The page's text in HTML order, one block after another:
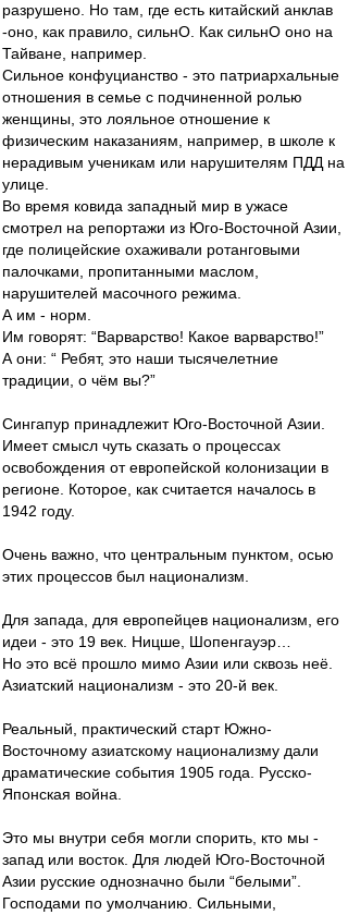
разрушено. Но там, где есть китайский анклав
-оно, как правило, сильнО. Как сильнО оно на
Тайване, например.
Сильное конфуцианство - это патриархальные
отношения в семье с подчиненной ролью
женщины, это лояльное отношение к
физическим наказаниям, например, в школе к
нерадивым ученикам или нарушителям ПДД на
улице.
Во время ковида западный мир в ужасе
смотрел на репортажи из Юго-Восточной Азии,
где полицейские охаживали ротанговыми
палочками, пропитанными маслом,
нарушителей масочного режима.
А им - норм.
Им говорят: “Варварство! Какое варварство!”
А они: “ Ребят, это наши тысячелетние
традиции, о чём вы?”
Сингапур принадлежит Юго-Восточной Азии.
Имеет смысл чуть сказать о процессах
освобождения от европейской колонизации в
регионе. Которое, как считается началось в
1942 году.
Очень важно, что центральным пунктом, осью
этих процессов был национализм.
Для запада, для европейцев национализм, его
идеи - это 19 век. Ницше, Шопенгауэр…
Но это всё прошло мимо Азии или сквозь неё.
Азиатский национализм - это 20-й век.
Реальный, практический старт Южно-
Восточному азиатскому национализму дали
драматические события 1905 года. Русско-
Японская война.
Это мы внутри себя могли спорить, кто мы -
запад или восток. Для людей Юго-Восточной
Азии русские однозначно были “белыми”.
Господами по умолчанию. Сильными,